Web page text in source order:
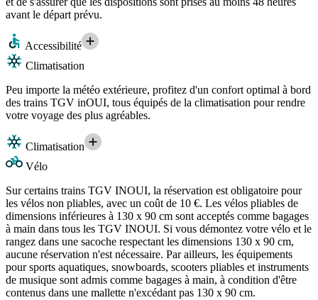
avant le départ prévu.
Accessibilité
Climatisation
Peu importe la météo extérieure, profitez d'un confort optimal à bord
des trains TGV inOUI, tous équipés de la climatisation pour rendre
votre voyage des plus agréables.
Climatisation
Vélo
Sur certains trains TGV INOUI, la réservation est obligatoire pour
les vélos non pliables, avec un coût de 10 €. Les vélos pliables de
dimensions inférieures à 130 x 90 cm sont acceptés comme bagages
à main dans tous les TGV INOUI. Si vous démontez votre vélo et le
rangez dans une sacoche respectant les dimensions 130 x 90 cm,
aucune réservation n'est nécessaire. Par ailleurs, les équipements
pour sports aquatiques, snowboards, scooters pliables et instruments
de musique sont admis comme bagages à main, à condition d'être
contenus dans une mallette n'excédant pas 130 x 90 cm.